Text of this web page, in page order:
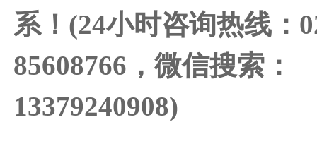
系！(24小时咨询热线：
85608766，微信搜索：
13379240908)